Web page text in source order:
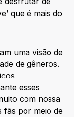
que é mais do
uma visão de
de gêneros.
esses
com nossa
fãs por meio de